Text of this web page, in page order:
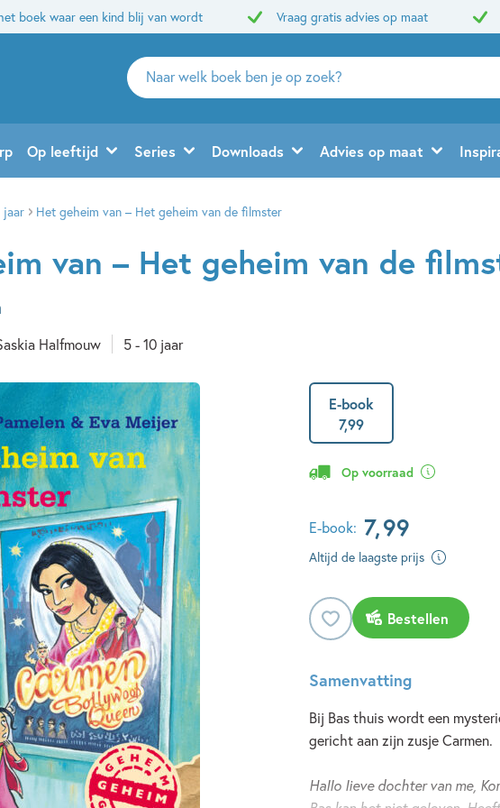
boek waar een kind blij van wordt Vraag gratis advies op maat
Zoeken
naar
en
uitgevers
Op leeftijd Series Downloads Advies op maat
jaar Het geheim van – Het geheim van de filmster
van – Het geheim van de
Halfmouw 5 - 10 jaar
E-book
7,99
Op voorraad
E-book: 7,99
Altijd de laagste prijs
Bestellen
Samenvatting
Bij Bas thuis wordt een
gericht aan zijn zusje Carmen.
Hallo lieve dochter van me,